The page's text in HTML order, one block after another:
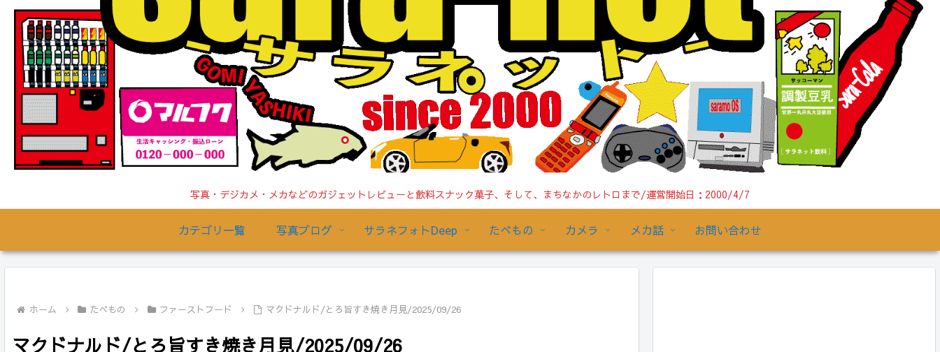
写真・デジカメ・メカなどのガジェットレビューと飲料スナック菓子、そして、まちなかのレトロまで/運営開始日：2000/4/7
カテゴリ一覧 写真ブログ サラネフォトDeep たべもの カメラ メカ話 お問い合わせ
ホーム たべもの ファーストフード マクドナルド/とろ旨すき焼き月見/2025/09/26
マクドナルド/とろ旨すき焼き月見/2025/09/26